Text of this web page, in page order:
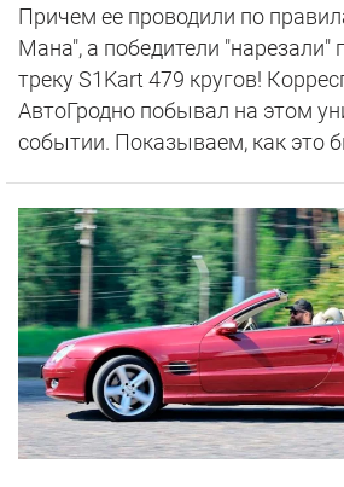
Причем ее проводили по
Мана", а победители "нарезали"
треку S1Kart 479 кругов!
АвтоГродно побывал на этом
событии. Показываем, как это